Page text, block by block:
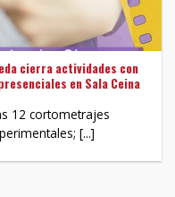
cierra actividades con
en Sala Ceina
12 cortometrajes
[...]